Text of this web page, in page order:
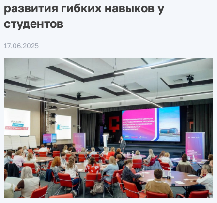
развития гибких навыков у
студентов
17.06.2025